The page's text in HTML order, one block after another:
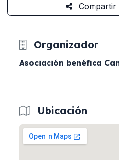
Compartir
Organizador
Asociación benéfica
Ubicación